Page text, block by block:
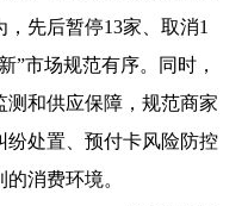
先后暂停13家、取消1
”市场规范有序。同时，
测和供应保障，规范商家
处置、预付卡风险防控
消费环境。